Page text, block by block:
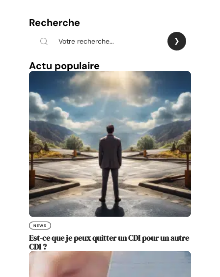
Recherche
Actu populaire
NEWS
Est-ce que je peux quitter un CDI pour un autre
CDI ?